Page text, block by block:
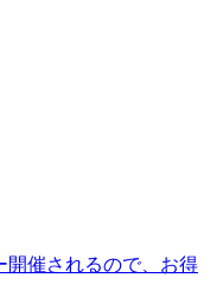
開催されるので、お得